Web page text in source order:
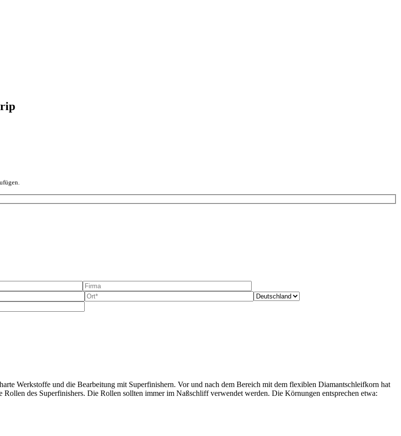
Werkstoffe und die Bearbeitung mit Superfinishern. Vor und nach dem Bereich mit dem flexiblen Diamantschleifkorn hat
des Superfinishers. Die Rollen sollten immer im Naßschliff verwendet werden. Die Körnungen entsprechen etwa: